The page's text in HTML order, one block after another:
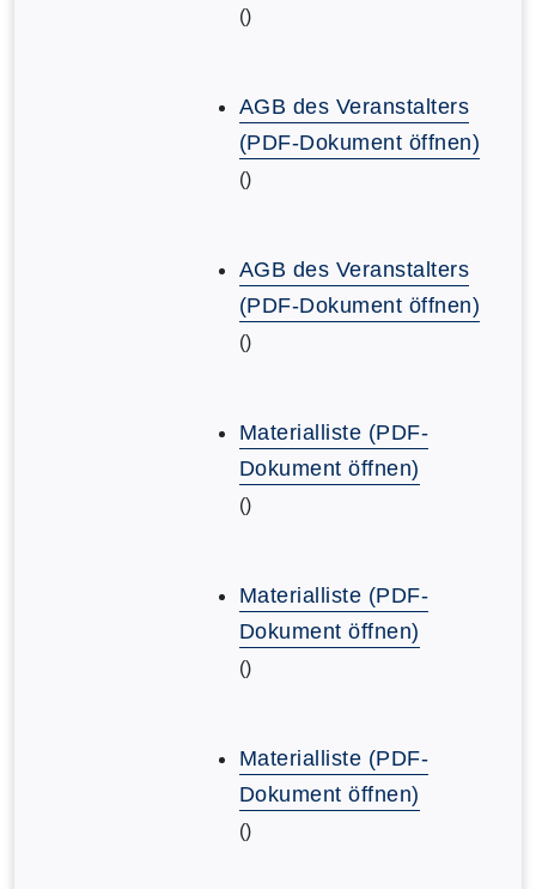
()
AGB des Veranstalters
(PDF-Dokument öffnen)
()
AGB des Veranstalters
(PDF-Dokument öffnen)
()
Materialliste (PDF-
Dokument öffnen)
()
Materialliste (PDF-
Dokument öffnen)
()
Materialliste (PDF-
Dokument öffnen)
()